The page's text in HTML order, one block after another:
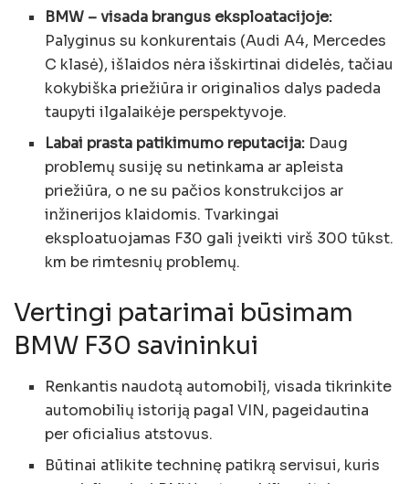
BMW – visada brangus eksploatacijoje:
Palyginus su konkurentais (Audi A4, Mercedes
C klasė), išlaidos nėra išskirtinai didelės, tačiau
kokybiška priežiūra ir originalios dalys padeda
taupyti ilgalaikėje perspektyvoje.
Labai prasta patikimumo reputacija: Daug
problemų susiję su netinkama ar apleista
priežiūra, o ne su pačios konstrukcijos ar
inžinerijos klaidomis. Tvarkingai
eksploatuojamas F30 gali įveikti virš 300 tūkst.
km be rimtesnių problemų.
Vertingi patarimai būsimam
BMW F30 savininkui
Renkantis naudotą automobilį, visada tikrinkite
automobilių istoriją pagal VIN, pageidautina
per oficialius atstovus.
Būtinai atlikite techninę patikrą servisui, kuris